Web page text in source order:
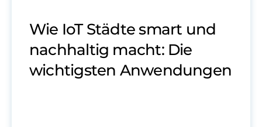
Wie IoT Städte smart und
nachhaltig macht: Die
wichtigsten Anwendungen